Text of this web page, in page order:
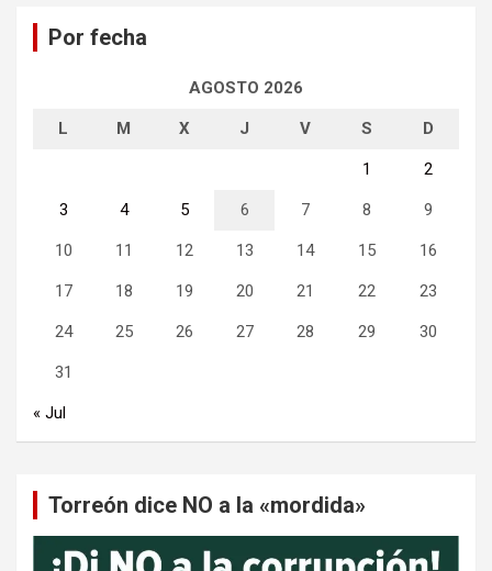
Por fecha
AGOSTO 2026
L M X J V S D
1 2
3 4 5 6 7 8 9
10 11 12 13 14 15 16
17 18 19 20 21 22 23
24 25 26 27 28 29 30
31
« Jul
Torreón dice NO a la «mordida»